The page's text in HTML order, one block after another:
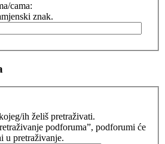
cama:
znak.
ih želiš pretraživati.
podforuma”, podforumi će
u pretraživanje.